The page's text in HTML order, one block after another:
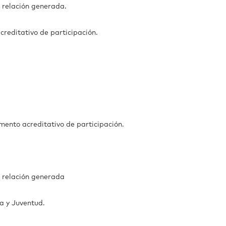
generada.
de participación.
acreditativo de participación.
relación generada
y Juventud.